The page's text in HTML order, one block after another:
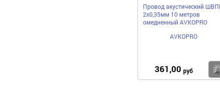
Провод акустический
2х0,35мм 10 метров
омедненный AVKOPRO
AVKOPRO
361,00 руб